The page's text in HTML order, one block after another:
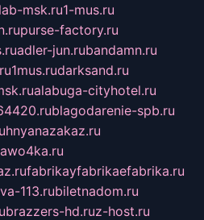
msk.ru1-mus.ru
purse-factory.ru
adler-jun.rubandamn.ru
1mus.rudarksand.ru
alabuga-cityhotel.ru
blagodarenie-spb.ru
fabrikayfabrikaefabrika.ru
113.rubiletnadom.ru
brazzers-hd.ruz-host.ru